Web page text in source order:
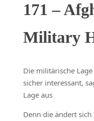
171 –
Military
Die militärische
sicher interessant,
Lage aus
Denn die ändert sich